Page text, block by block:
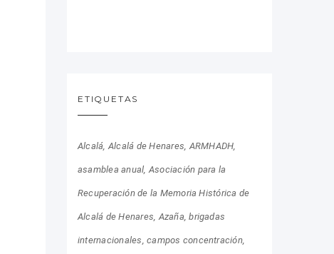
ETIQUETAS
Alcalá Alcalá de Henares ARMHADH
asamblea anual Asociación para la
Recuperación de la Memoria Histórica de
Alcalá de Henares Azaña brigadas
internacionales campos concentración